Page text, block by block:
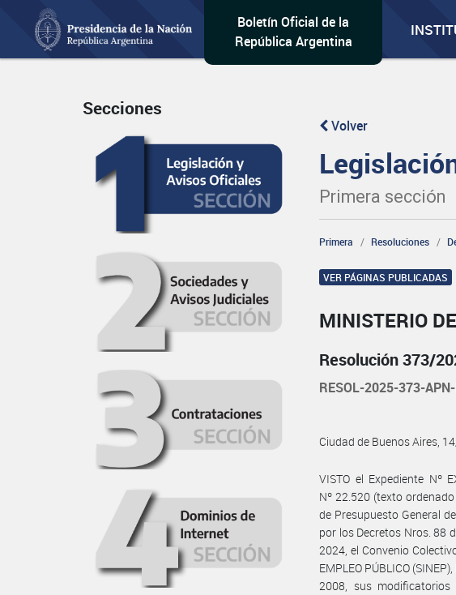
Boletín Oficial de la
República Argentina
Secciones
Volver
Primera sección
Primera Resoluciones
VER PÁGINAS PUBLICADAS
MINISTERIO
Resolución 373/
RESOL-2025-373-
Ciudad de Buenos Aires,
VISTO el Expediente Nº
Nº 22.520 (texto
de Presupuesto General
por los Decretos Nros. 88
2024, el Convenio
EMPLEO PÚBLICO
2008, sus